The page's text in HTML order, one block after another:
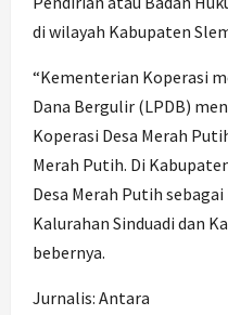
di wilayah Kabupaten
“Kementerian Koperasi
Dana Bergulir (LPDB)
Koperasi Desa Merah
Merah Putih. Di
Desa Merah Putih
Kalurahan Sinduadi dan
bebernya.
Jurnalis: Antara